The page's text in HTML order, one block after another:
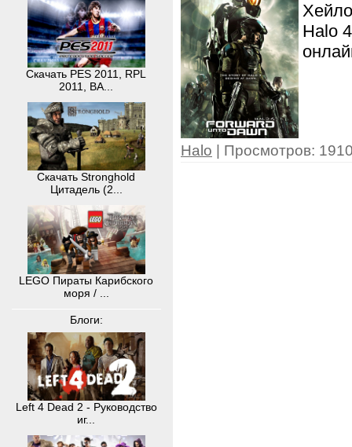
Скачать PES 2011, RPL
2011, BA...
Скачать Stronghold
Цитадель (2...
LEGO Пираты Карибского
моря / ...
Блоги:
Left 4 Dead 2 - Руководство
иг...
Halo
Halo | Просмотров: